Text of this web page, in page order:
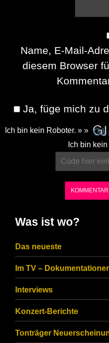
Name, E-Mail-
diesem Browser
Ja, füge mich zu
Ich bin kein Roboter. » »
CAPTCHA
ensure
that
you
are
human.
Ich bin
Was ist wo?
Das neueste
Im TV –
Interviews
Konzert-Berichte
Tonträger